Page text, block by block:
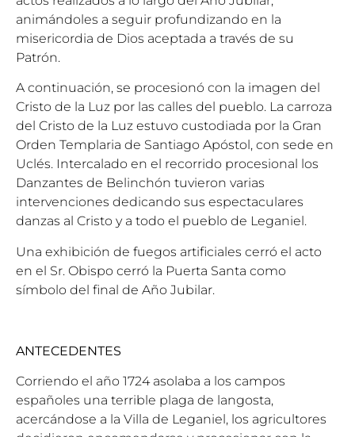
animándoles a seguir profundizando en la
misericordia de Dios aceptada a través de su
Patrón.
A continuación, se procesionó con la imagen del
Cristo de la Luz por las calles del pueblo. La carroza
del Cristo de la Luz estuvo custodiada por la Gran
Orden Templaria de Santiago Apóstol, con sede en
Uclés. Intercalado en el recorrido procesional los
Danzantes de Belinchón tuvieron varias
intervenciones dedicando sus espectaculares
danzas al Cristo y a todo el pueblo de Leganiel.
Una exhibición de fuegos artificiales cerró el acto
en el Sr. Obispo cerró la Puerta Santa como
símbolo del final de Año Jubilar.
ANTECEDENTES
Corriendo el año 1724 asolaba a los campos
españoles una terrible plaga de langosta,
acercándose a la Villa de Leganiel, los agricultores